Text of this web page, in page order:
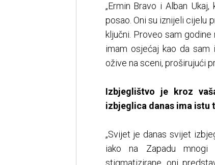
„Ermin Bravo i Alban
posao. Oni su iznijeli cijelu
ključni. Proveo sam
imam osjećaj kao da
ožive na sceni, proširujući
Izbjeglištvo je kroz
izbjeglica danas ima istu
„Svijet je danas svijet
iako na Zapadu